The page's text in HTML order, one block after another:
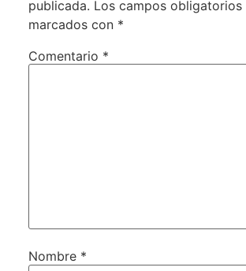
publicada. Los campos obligatorios
marcados con *
Comentario *
Nombre *